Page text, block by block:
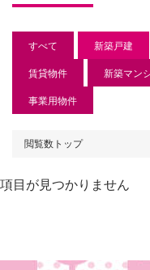
すべて 新築戸建
賃貸物件
新築マン
事業用物件
閲覧数トップ
項目が見つかりません
top-